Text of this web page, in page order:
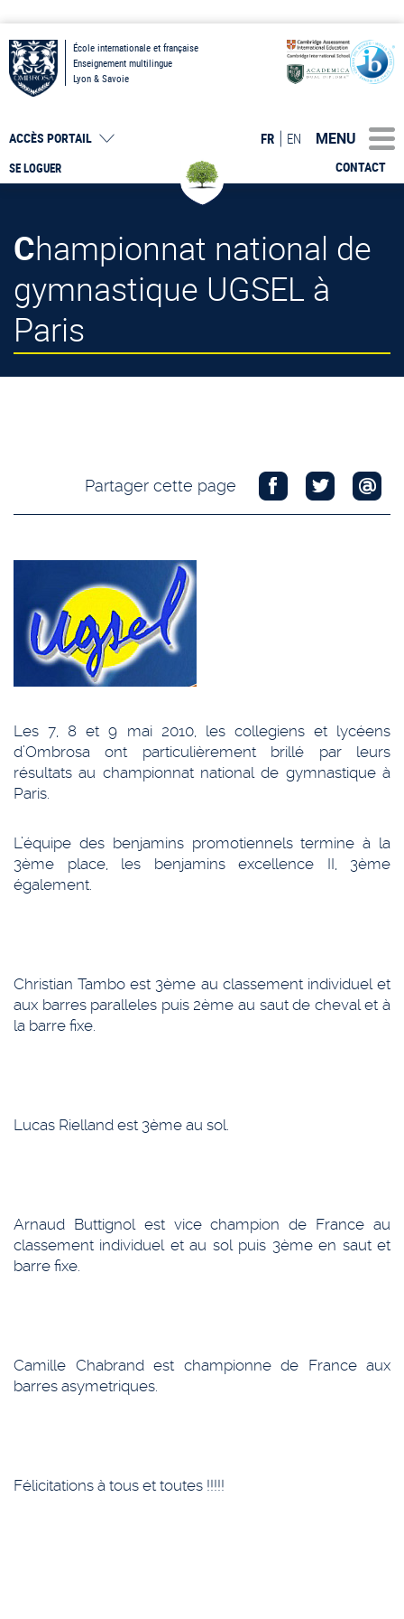
École internationale et française
Enseignement multilingue
Lyon & Savoie
SE LOGUER
ACCÈS PORTAIL
CONTACT
FR EN MENU
Championnat national de
gymnastique UGSEL à
Paris
Partager cette page
Les 7, 8 et 9 mai 2010, les collegiens et lycéens
d’Ombrosa ont particulièrement brillé par leurs
résultats au championnat national de gymnastique à
Paris.
L’équipe des benjamins promotiennels termine à la
3ème place, les benjamins excellence II, 3ème
également.
Christian Tambo est 3ème au classement individuel et
aux barres paralleles puis 2ème au saut de cheval et à
la barre fixe.
Lucas Rielland est 3ème au sol.
Arnaud Buttignol est vice champion de France au
classement individuel et au sol puis 3ème en saut et
barre fixe.
Camille Chabrand est championne de France aux
barres asymetriques.
Félicitations à tous et toutes !!!!!